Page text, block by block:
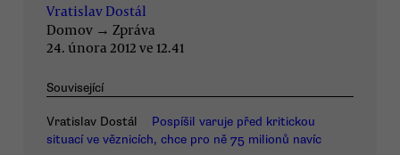
Vratislav Dostál
Domov → Zpráva
24. února 2012 ve 12.41
Související
Vratislav Dostál
Pospíšil varuje před kritickou
situací ve věznicích, chce pro ně 75 milionů navíc